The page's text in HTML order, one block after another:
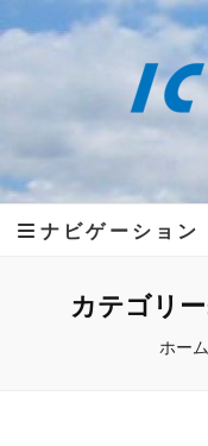
世
ICC
公
語学院がお届け
ナビゲーション
カテゴリ
ホーム